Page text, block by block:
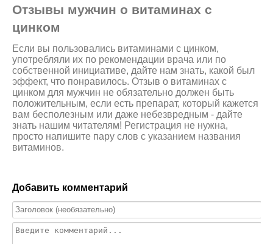
Отзывы мужчин о витаминах с
цинком
Если вы пользовались витаминами с цинком,
употребляли их по рекомендации врача или по
собственной инициативе, дайте нам знать, какой был
эффект, что понравилось. Отзыв о витаминах с
цинком для мужчин не обязательно должен быть
положительным, если есть препарат, который кажется
вам бесполезным или даже небезвредным - дайте
знать нашим читателям! Регистрация не нужна,
просто напишите пару слов с указанием названия
витаминов.
Добавить комментарий